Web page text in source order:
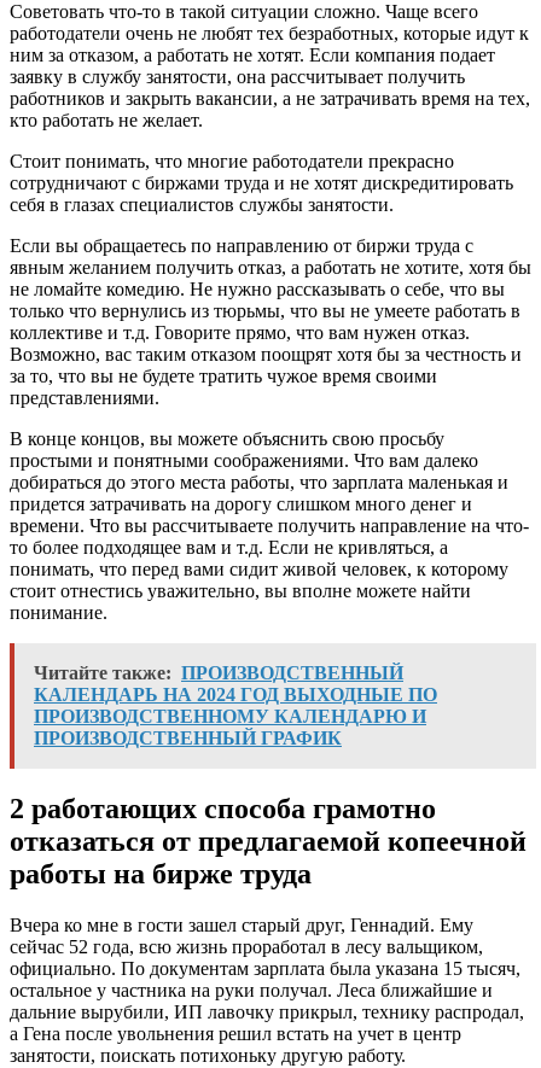
Советовать что-то в такой ситуации сложно. Чаще всего
работодатели очень не любят тех безработных, которые идут к
ним за отказом, а работать не хотят. Если компания подает
заявку в службу занятости, она рассчитывает получить
работников и закрыть вакансии, а не затрачивать время на тех,
кто работать не желает.
Стоит понимать, что многие работодатели прекрасно
сотрудничают с биржами труда и не хотят дискредитировать
себя в глазах специалистов службы занятости.
Если вы обращаетесь по направлению от биржи труда с
явным желанием получить отказ, а работать не хотите, хотя бы
не ломайте комедию. Не нужно рассказывать о себе, что вы
только что вернулись из тюрьмы, что вы не умеете работать в
коллективе и т.д. Говорите прямо, что вам нужен отказ.
Возможно, вас таким отказом поощрят хотя бы за честность и
за то, что вы не будете тратить чужое время своими
представлениями.
В конце концов, вы можете объяснить свою просьбу
простыми и понятными соображениями. Что вам далеко
добираться до этого места работы, что зарплата маленькая и
придется затрачивать на дорогу слишком много денег и
времени. Что вы рассчитываете получить направление на что-
то более подходящее вам и т.д. Если не кривляться, а
понимать, что перед вами сидит живой человек, к которому
стоит отнестись уважительно, вы вполне можете найти
понимание.
Читайте также: ПРОИЗВОДСТВЕННЫЙ
КАЛЕНДАРЬ НА 2024 ГОД ВЫХОДНЫЕ ПО
ПРОИЗВОДСТВЕННОМУ КАЛЕНДАРЮ И
ПРОИЗВОДСТВЕННЫЙ ГРАФИК
2 работающих способа грамотно
отказаться от предлагаемой копеечной
работы на бирже труда
Вчера ко мне в гости зашел старый друг, Геннадий. Ему
сейчас 52 года, всю жизнь проработал в лесу вальщиком,
официально. По документам зарплата была указана 15 тысяч,
остальное у частника на руки получал. Леса ближайшие и
дальние вырубили, ИП лавочку прикрыл, технику распродал,
а Гена после увольнения решил встать на учет в центр
занятости, поискать потихоньку другую работу.